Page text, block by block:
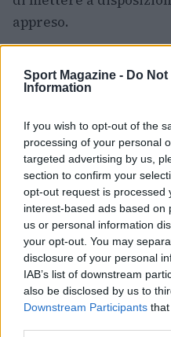
Sport Magazine - Do
Information
If you wish to opt-out of the
processing of your personal
targeted advertising by us,
section to confirm your
opt-out request is processed
interest-based ads based on
us or personal information
your opt-out. You may
disclosure of your personal
IAB’s list of downstream
also be disclosed by us to
Downstream Participants
appreso.
La conferma di
una strategia più
affermati come
potenziale di giovani
L’obiettivo comune è
A2con ambizione,
capace di competere
AUTORE
Francesca
Francesca
tecnici dal primo